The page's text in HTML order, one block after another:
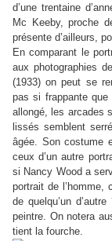
d’une trentaine
Mc Keeby, proche
présente d’ailleurs,
En comparant le
aux photographies
(1933) on peut se
pas si frappante
allongé, les arcades
lissés semblent
âgée. Son costume
ceux d’un autre
si Nancy Wood a
portrait de l’homme,
de quelqu’un
peintre. On notera
tient la fourche.